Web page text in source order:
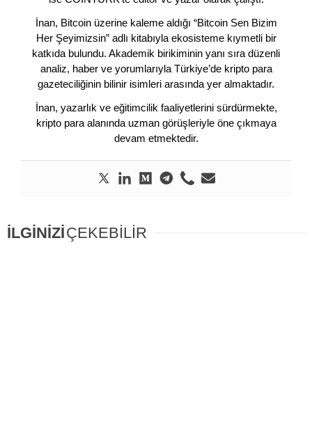
İnan, Bitcoin üzerine kaleme aldığı “Bitcoin Sen Bizim
Her Şeyimizsin” adlı kitabıyla ekosisteme kıymetli bir
katkıda bulundu. Akademik birikiminin yanı sıra düzenli
analiz, haber ve yorumlarıyla Türkiye’de kripto para
gazeteciliğinin bilinir isimleri arasında yer almaktadır.
İnan, yazarlık ve eğitimcilik faaliyetlerini sürdürmekte,
kripto para alanında uzman görüşleriyle öne çıkmaya
devam etmektedir.
İLGİNİZİÇEKEBİLİR